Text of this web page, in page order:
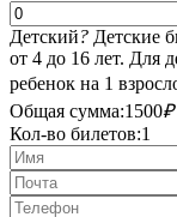
Детский? Детские
от 4 до 16 лет. Для
ребенок на 1
Общая сумма:1500₽
Кол-во билетов:1